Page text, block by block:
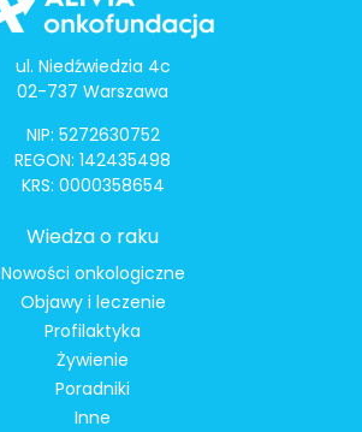
ul. Niedźwiedzia 4c
02-737 Warszawa
NIP: 5272630752
REGON: 142435498
KRS: 0000358654
Wiedza o raku
Nowości onkologiczne
Objawy i leczenie
Profilaktyka
Żywienie
Poradniki
Inne